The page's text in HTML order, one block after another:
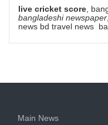
live cricket score,
bangladeshi newspaper
news bd travel news
Main News